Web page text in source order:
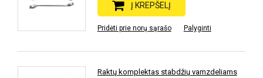
Į KREPŠELĮ
Pridėti prie norų sąrašo Palyginti
Raktų komplektas stabdžių vamzdeliams